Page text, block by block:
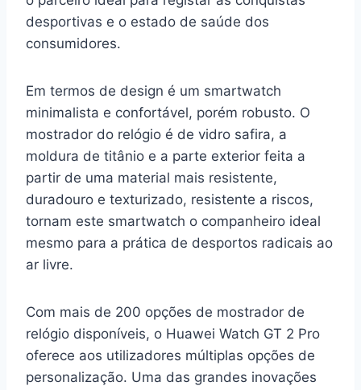
desportivas e o estado de saúde dos
consumidores.
Em termos de design é um smartwatch
minimalista e confortável, porém robusto. O
mostrador do relógio é de vidro safira, a
moldura de titânio e a parte exterior feita a
partir de uma material mais resistente,
duradouro e texturizado, resistente a riscos,
tornam este smartwatch o companheiro ideal
mesmo para a prática de desportos radicais ao
ar livre.
Com mais de 200 opções de mostrador de
relógio disponíveis, o Huawei Watch GT 2 Pro
oferece aos utilizadores múltiplas opções de
personalização. Uma das grandes inovações